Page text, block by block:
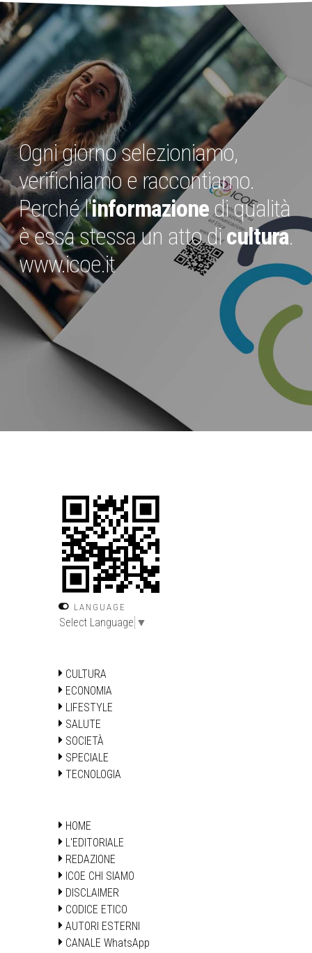
Ogni giorno selezioniamo,
verifichiamo e raccontiamo.
Perché l'informazionedi qualità
è essa stessa un atto dicultura.
www.icoe.it
LANGUAGE
Select Language ▼
CULTURA
ECONOMIA
LIFESTYLE
SALUTE
SOCIETÀ
SPECIALE
TECNOLOGIA
HOME
L'EDITORIALE
REDAZIONE
ICOE CHI SIAMO
DISCLAIMER
CODICE ETICO
AUTORI ESTERNI
CANALE WhatsApp